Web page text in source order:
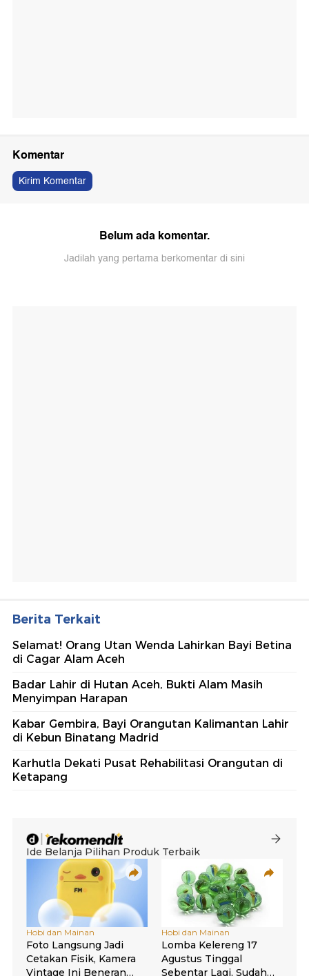
Komentar
Kirim Komentar
Belum ada komentar.
Jadilah yang pertama berkomentar di sini
Berita Terkait
Selamat! Orang Utan Wenda Lahirkan Bayi Betina
di Cagar Alam Aceh
Badar Lahir di Hutan Aceh, Bukti Alam Masih
Menyimpan Harapan
Kabar Gembira, Bayi Orangutan Kalimantan Lahir
di Kebun Binatang Madrid
Karhutla Dekati Pusat Rehabilitasi Orangutan di
Ketapang